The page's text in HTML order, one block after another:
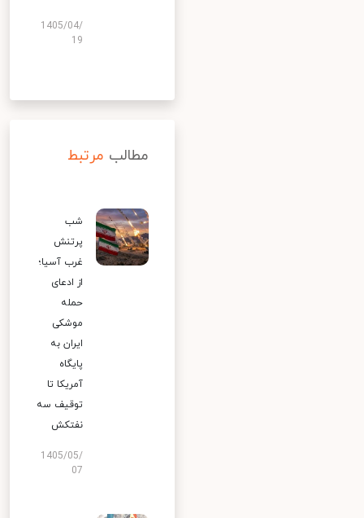
1405/04/
19
مطالب مرتبط
شب
پرتنش
غرب آسیا؛
از ادعای
حمله
موشکی
ایران به
پایگاه
آمریکا تا
توقیف سه
نفتکش
1405/05/
07